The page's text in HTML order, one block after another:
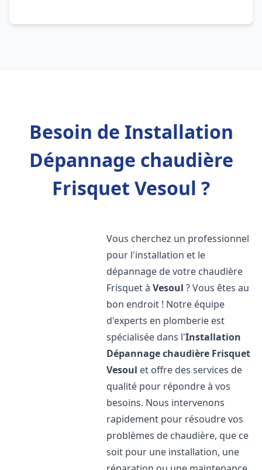
Besoin de Installation
Dépannage chaudière
Frisquet Vesoul ?
Vous cherchez un professionnel
pour l'installation et le
dépannage de votre chaudière
Frisquet àVesoul ? Vous êtes au
bon endroit ! Notre équipe
d'experts en plomberie est
spécialisée dans l'Installation
Dépannage chaudière Frisquet
Vesoul et offre des services de
qualité pour répondre à vos
besoins. Nous intervenons
rapidement pour résoudre vos
problèmes de chaudière, que ce
soit pour une installation, une